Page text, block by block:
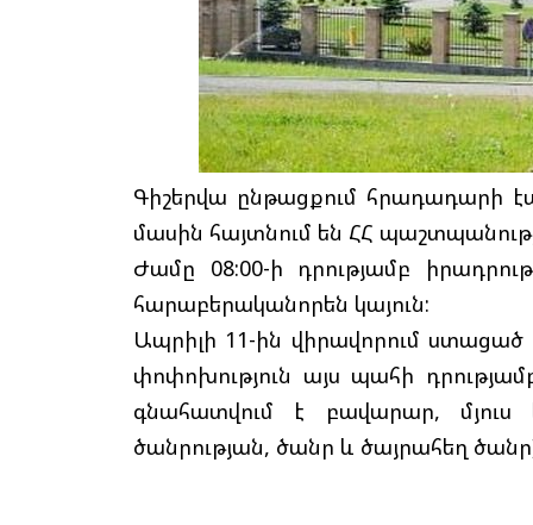
Գիշերվա ընթացքում հրադադարի
մասին հայտնում են ՀՀ
Ժամը 08:00-ի դրությամբ
հարաբերականորեն կայուն:
Ապրիլի 11-ին վիրավորում
փոփոխություն այս պահի
գնահատվում է բավարար,
ծանրության, ծանր և ծայրահեղ